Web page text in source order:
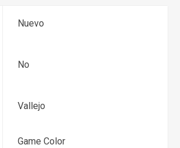
Nuevo
No
Vallejo
Game Color